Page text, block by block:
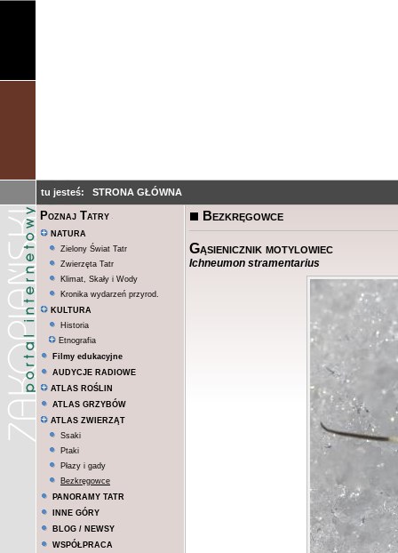
tu jesteś: STRONA GŁÓWNA
Poznaj Tatry
NATURA
Zielony Świat Tatr
Zwierzęta Tatr
Klimat, Skały i Wody
Kronika wydarzeń przyrod.
KULTURA
Historia
Etnografia
Filmy edukacyjne
AUDYCJE RADIOWE
ATLAS ROŚLIN
ATLAS GRZYBÓW
ATLAS ZWIERZĄT
Ssaki
Ptaki
Płazy i gady
Bezkręgowce
PANORAMY TATR
INNE GÓRY
BLOG / NEWSY
WSPÓŁPRACA
Bezkręgowce
Gąsienicznik motylowiec
Ichneumon stramentarius